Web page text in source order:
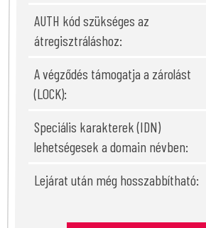
AUTH kód szükséges az
átregisztráláshoz:
A végződés támogatja a zárolást
(LOCK):
Speciális karakterek (IDN)
lehetségesek a domain névben:
Lejárat után még hosszabbítható: